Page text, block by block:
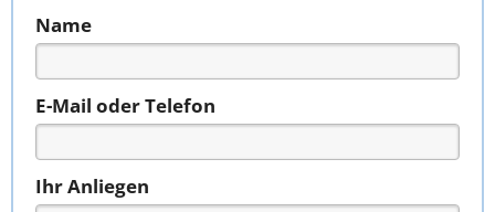
Name
E-Mail oder Telefon
Ihr Anliegen